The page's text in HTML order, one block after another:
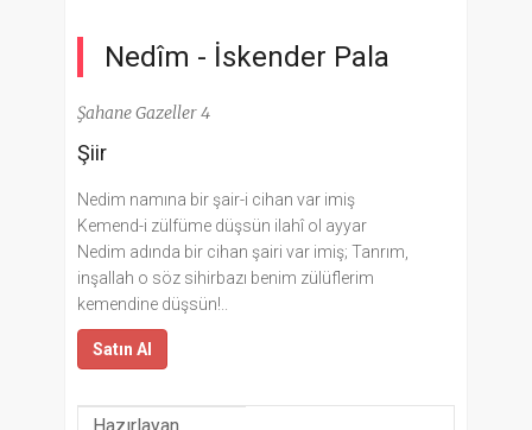
Nedîm - İskender Pala
Şahane Gazeller 4
Şiir
Nedim namına bir şair-i cihan var imiş
Kemend-i zülfüme düşsün ilahî ol ayyar
Nedim adında bir cihan şairi var imiş; Tanrım,
inşallah o söz sihirbazı benim zülüflerim
kemendine düşsün!..
Satın Al